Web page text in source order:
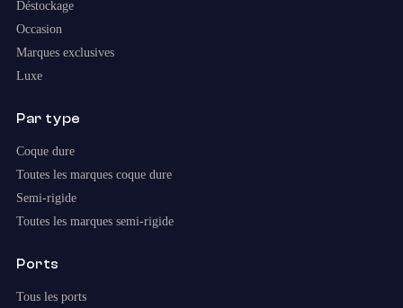
Déstockage
Occasion
Marques exclusives
Luxe
Par type
Coque dure
Toutes les marques coque dure
Semi-rigide
Toutes les marques semi-rigide
Ports
Tous les ports